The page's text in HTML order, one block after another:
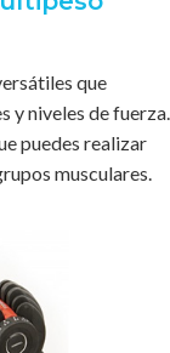
que
y niveles de fuerza.
puedes realizar
musculares.